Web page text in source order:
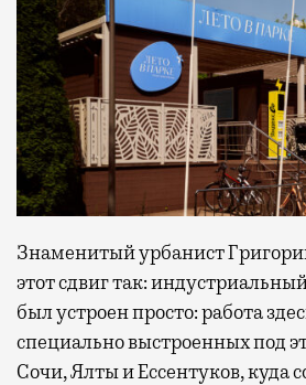
Знаменитый урбанист
этот сдвиг так:
был устроен просто: работа
специально выстроенных под
Сочи, Ялты и Ессентуков, куда